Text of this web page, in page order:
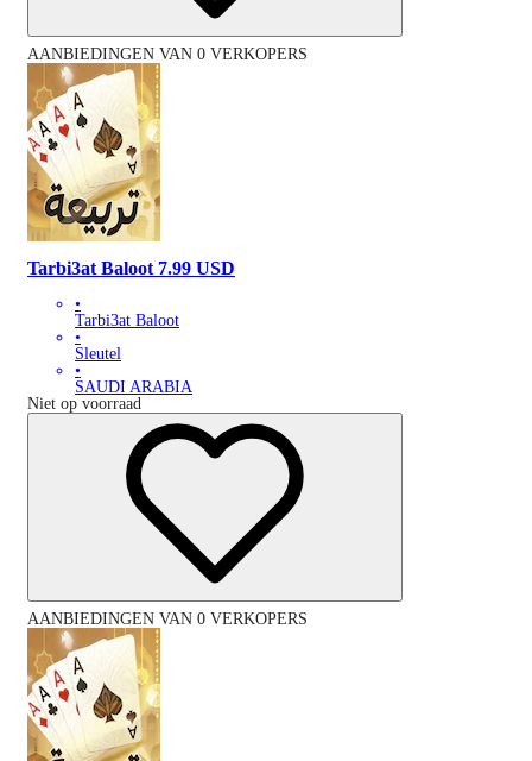
AANBIEDINGEN VAN 0 VERKOPERS
Tarbi3at Baloot 7.99 USD
•
Tarbi3at Baloot
•
Sleutel
•
SAUDI ARABIA
Niet op voorraad
AANBIEDINGEN VAN 0 VERKOPERS